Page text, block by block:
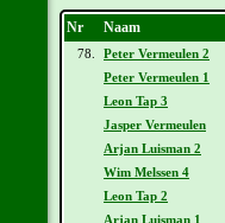
Nr Naam
78. Peter Vermeulen 2
Peter Vermeulen 1
Leon Tap 3
Jasper Vermeulen
Arjan Luisman 2
Wim Melssen 4
Leon Tap 2
Arjan Luisman 1